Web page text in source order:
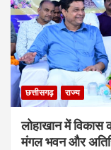
छत्तीसगढ़ राज्य
लोहाखान में विकास
मंगल भवन और